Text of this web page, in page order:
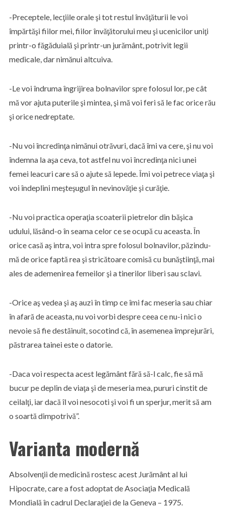
-Preceptele, lecţiile orale şi tot restul învăţăturii le voi
împărtăşi fiilor mei, fiilor învăţătorului meu şi ucenicilor uniţi
printr-o făgăduială şi printr-un jurământ, potrivit legii
medicale, dar nimănui altcuiva.
-Le voi îndruma îngrijirea bolnavilor spre folosul lor, pe cât
mă vor ajuta puterile şi mintea, şi mă voi feri să le fac orice rău
şi orice nedreptate.
-Nu voi încredinţa nimănui otrăvuri, dacă îmi va cere, şi nu voi
îndemna la aşa ceva, tot astfel nu voi încredinţa nici unei
femei leacuri care să o ajute să lepede. Îmi voi petrece viaţa şi
voi îndeplini meşteşugul în nevinovăţie şi curăţie.
-Nu voi practica operaţia scoaterii pietrelor din băşica
udului, lăsând-o în seama celor ce se ocupă cu aceasta. În
orice casă aş intra, voi intra spre folosul bolnavilor, păzindu-
mă de orice faptă rea şi stricătoare comisă cu bunăştiinţă, mai
ales de ademenirea femeilor şi a tinerilor liberi sau sclavi.
-Orice aş vedea şi aş auzi în timp ce îmi fac meseria sau chiar
în afară de aceasta, nu voi vorbi despre ceea ce nu-i nici o
nevoie să fie destăinuit, socotind că, în asemenea împrejurări,
păstrarea tainei este o datorie.
-Daca voi respecta acest legământ fără să-l calc, fie să mă
bucur pe deplin de viaţa şi de meseria mea, pururi cinstit de
ceilalţi, iar dacă îl voi nesocoti şi voi fi un sperjur, merit să am
o soartă dimpotrivă”.
Varianta modernă
Absolvenţii de medicină rostesc acest Jurământ al lui
Hipocrate, care a fost adoptat de Asociaţia Medicală
Mondială în cadrul Declaraţiei de la Geneva – 1975.